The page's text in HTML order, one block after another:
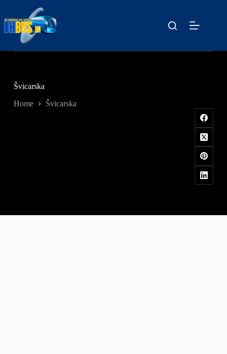
content
Švicarska
Home Švicarska